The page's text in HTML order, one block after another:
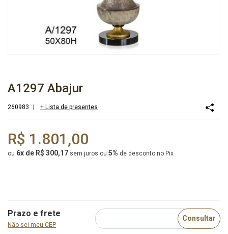
A1297 Abajur
260983 + Lista de presentes
R$ 1.801,00
ou 6x de R$ 300,17 sem juros ou 5% de desconto no Pix
Prazo e frete
Não sei meu CEP
Consultar